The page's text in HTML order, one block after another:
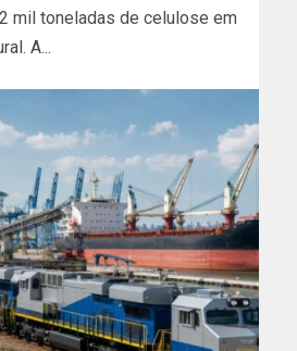
mil toneladas de celulose em
A...